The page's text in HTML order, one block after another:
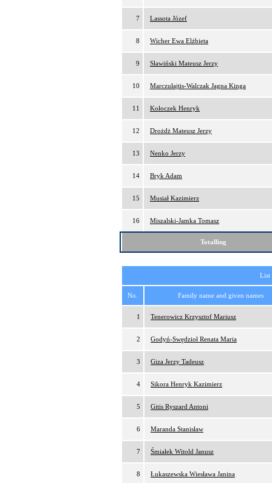
7 Lassota Józef
8 Wicher Ewa Elżbieta
9 Sławiński Mateusz Jerzy
10 Marczułajtis-Walczak Jagna Kinga
11 Kołoczek Henryk
12 Drożdż Mateusz Jerzy
13 Nenko Jerzy
14 Bryk Adam
15 Musiał Kazimierz
16 Miszalski-Jamka Tomasz
Totalling
List
No. Family name and given names
1 Tenerowicz Krzysztof Mariusz
2 Godyń-Swędzioł Renata Maria
3 Giza Jerzy Tadeusz
4 Sikora Henryk Kazimierz
5 Gitis Ryszard Antoni
6 Maranda Stanisław
7 Śmiałek Witold Janusz
8 Łukaszewska Wiesława Janina